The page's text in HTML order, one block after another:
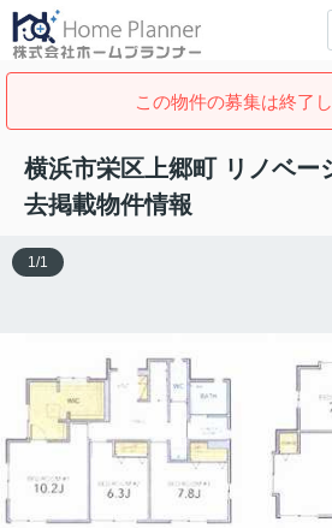
この物件の募集は終了し
横浜市栄区上郷町 リノベー
去掲載物件情報
1/1